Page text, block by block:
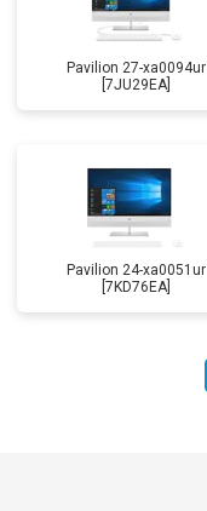
Pavilion 27-xa0094ur
[7JU29EA]
Pavilion 24-xa0051ur
[7KD76EA]